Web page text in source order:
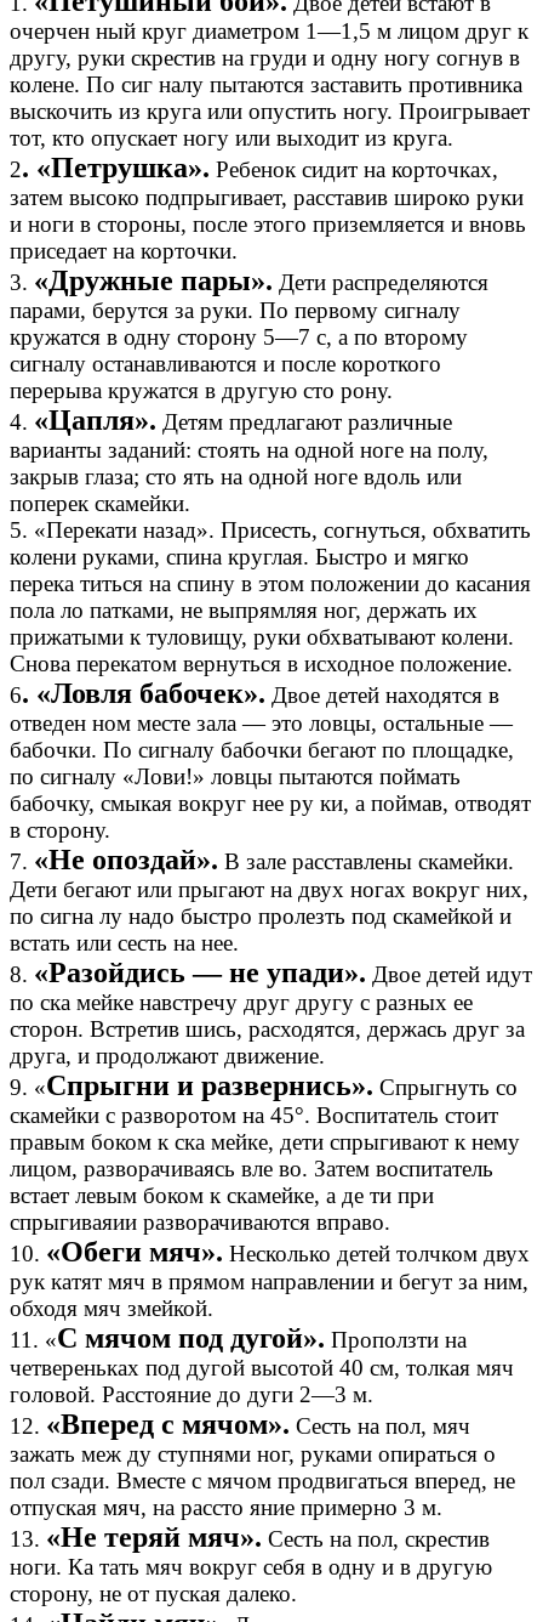
очерчен ный круг диаметром 1—1,5 м лицом друг к
другу, руки скрестив на груди и одну ногу согнув в
колене. По сиг налу пытаются заставить противника
выскочить из круга или опустить ногу. Проигрывает
тот, кто опускает ногу или выходит из круга.
2. «Петрушка». Ребенок сидит на корточках,
затем высоко подпрыгивает, расставив широко руки
и ноги в стороны, после этого приземляется и вновь
приседает на корточки.
3. «Дружные пары». Дети распределяются
парами, берутся за руки. По первому сигналу
кружатся в одну сторону 5—7 с, а по второму
сигналу останавливаются и после короткого
перерыва кружатся в другую сто рону.
4. «Цапля». Детям предлагают различные
варианты заданий: стоять на одной ноге на полу,
закрыв глаза; сто ять на одной ноге вдоль или
поперек скамейки.
5. «Перекати назад». Присесть, согнуться, обхватить
колени руками, спина круглая. Быстро и мягко
перека титься на спину в этом положении до касания
пола ло патками, не выпрямляя ног, держать их
прижатыми к туловищу, руки обхватывают колени.
Снова перекатом вернуться в исходное положение.
6. «Ловля бабочек». Двое детей находятся в
отведен ном месте зала — это ловцы, остальные —
бабочки. По сигналу бабочки бегают по площадке,
по сигналу «Лови!» ловцы пытаются поймать
бабочку, смыкая вокруг нее ру ки, а поймав, отводят
в сторону.
7. «Не опоздай». В зале расставлены скамейки.
Дети бегают или прыгают на двух ногах вокруг них,
по сигна лу надо быстро пролезть под скамейкой и
встать или сесть на нее.
8. «Разойдись — не упади». Двое детей идут
по ска мейке навстречу друг другу с разных ее
сторон. Встретив шись, расходятся, держась друг за
друга, и продолжают движение.
9. «Спрыгни и развернись». Спрыгнуть со
скамейки с разворотом на 45°. Воспитатель стоит
правым боком к ска мейке, дети спрыгивают к нему
лицом, разворачиваясь вле во. Затем воспитатель
встает левым боком к скамейке, а де ти при
спрыгиваяии разворачиваются вправо.
10. «Обеги мяч». Несколько детей толчком двух
рук катят мяч в прямом направлении и бегут за ним,
обходя мяч змейкой.
11. «С мячом под дугой». Проползти на
четвереньках под дугой высотой 40 см, толкая мяч
головой. Расстояние до дуги 2—3 м.
12. «Вперед с мячом». Сесть на пол, мяч
зажать меж ду ступнями ног, руками опираться о
пол сзади. Вместе с мячом продвигаться вперед, не
отпуская мяч, на рассто яние примерно 3 м.
13. «Не теряй мяч». Сесть на пол, скрестив
ноги. Ка тать мяч вокруг себя в одну и в другую
сторону, не от пуская далеко.